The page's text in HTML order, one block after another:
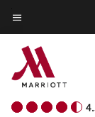
Skip
to
main
content
菜单文本